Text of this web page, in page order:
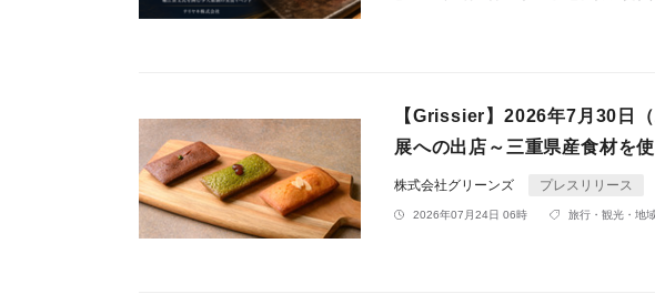
【Grissier】2026年7月30日
展への出店～三重県産食材を
株式会社グリーンズ プレスリリース
2026年07月24日 06時 旅行・観光・地